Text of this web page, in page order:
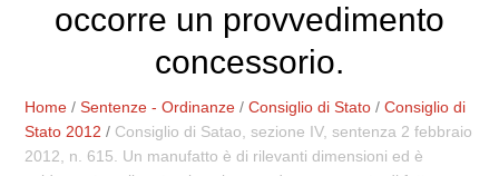
occorre un provvedimento
concessorio.
Home /Sentenze - Ordinanze /Consiglio di Stato /Consiglio di
Stato 2012 / Consiglio di Satao, sezione IV, sentenza 2 febbraio
2012, n. 615. Un manufatto è di rilevanti dimensioni ed è